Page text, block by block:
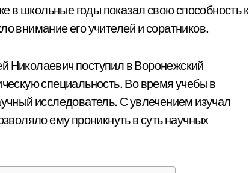
в школьные годы показал свою способность к
внимание его учителей и соратников.
поступил в Воронежский
специальность. Во время учебы в
исследователь. С увлечением изучал
ему проникнуть в суть научных